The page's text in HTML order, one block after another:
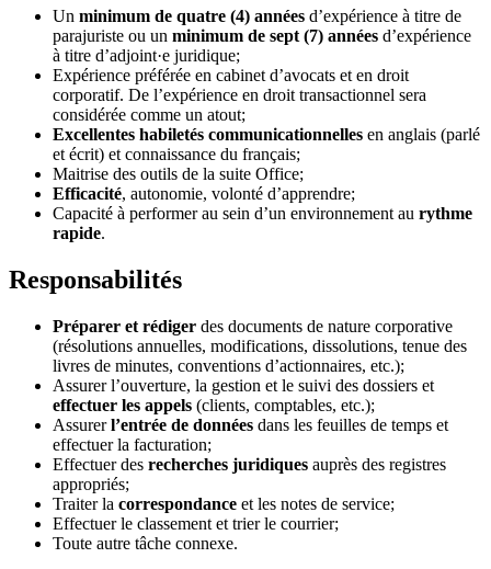
Un minimum de quatre (4) années d’expérience à titre de
parajuriste ou un minimum de sept (7) années d’expérience
à titre d’adjoint·e juridique;
Expérience préférée en cabinet d’avocats et en droit
corporatif. De l’expérience en droit transactionnel sera
considérée comme un atout;
Excellentes habiletés communicationnelles en anglais (parlé
et écrit) et connaissance du français;
Maitrise des outils de la suite Office;
Efficacité, autonomie, volonté d’apprendre;
Capacité à performer au sein d’un environnement au rythme
rapide.
Responsabilités
Préparer et rédiger des documents de nature corporative
(résolutions annuelles, modifications, dissolutions, tenue des
livres de minutes, conventions d’actionnaires, etc.);
Assurer l’ouverture, la gestion et le suivi des dossiers et
effectuer les appels (clients, comptables, etc.);
Assurerl’entrée de données dans les feuilles de temps et
effectuer la facturation;
Effectuer des recherches juridiques auprès des registres
appropriés;
Traiter la correspondance et les notes de service;
Effectuer le classement et trier le courrier;
Toute autre tâche connexe.